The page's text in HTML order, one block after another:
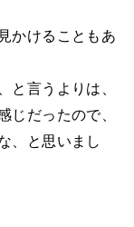
かけることもあ
と言うよりは、
じだったので、
、と思いまし